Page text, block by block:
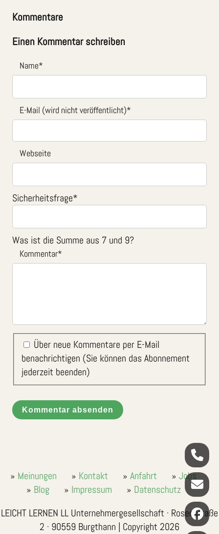
Kommentare
Einen Kommentar schreiben
Name*
E-Mail (wird nicht veröffentlicht)*
Webseite
Sicherheitsfrage*
Was ist die Summe aus 7 und 9?
Kommentar*
Über neue Kommentare per E-Mail
benachrichtigen (Sie können das Abonnement
jederzeit beenden)
Kommentar absenden
Meinungen Kontakt Anfahrt
Jobs
Blog
Impressum
Datenschutz
LEICHT LERNEN LL Unternehmergesellschaft · Rosenstraße
2 · 90559 Burgthann | Copyright 2026